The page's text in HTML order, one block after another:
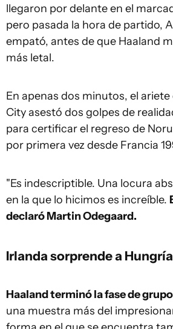
llegaron por delante en el
pero pasada la hora de partido,
empató, antes de que Haaland
más letal.
En apenas dos minutos, el
City asestó dos golpes de
para certificar el regreso de
por primera vez desde Francia
"Es indescriptible. Una locura
en la que lo hicimos es increíble.
declaró Martin Odegaard.
Irlanda sorprende a Hungría
Haaland terminó la fase de
una muestra más del